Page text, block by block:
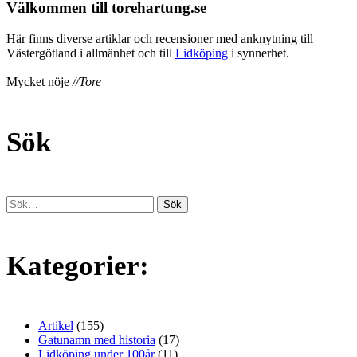
Välkommen till torehartung.se
Här finns diverse artiklar och recensioner med anknytning till
Västergötland i allmänhet och till Lidköping i synnerhet.
Mycket nöje //Tore
Sök
Kategorier:
Artikel (155)
Gatunamn med historia (17)